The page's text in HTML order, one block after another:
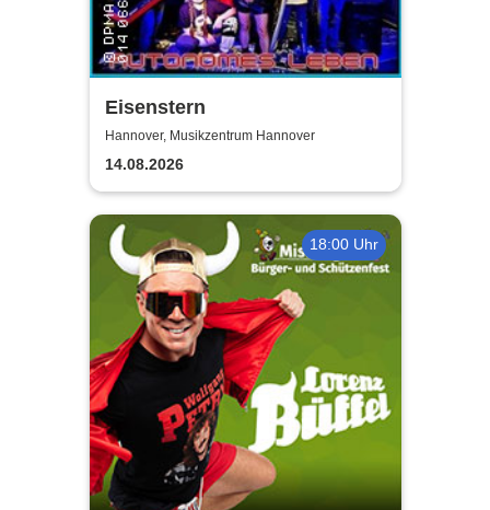
Eisenstern
Hannover, Musikzentrum Hannover
14.08.2026
18:00 Uhr